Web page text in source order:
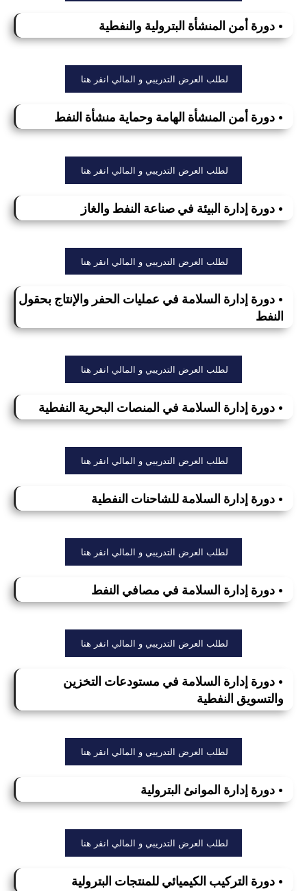
• دورة أمن المنشأة البترولية والنفطية
لطلب العرض التدريبي و المالي انقر هنا
• دورة أمن المنشأة الهامة وحماية منشأة النفط
لطلب العرض التدريبي و المالي انقر هنا
• دورة إدارة البيئة في صناعة النفط والغاز
لطلب العرض التدريبي و المالي انقر هنا
• دورة إدارة السلامة في عمليات الحفر والإنتاج بحقول
النفط
لطلب العرض التدريبي و المالي انقر هنا
• دورة إدارة السلامة في المنصات البحرية النفطية
لطلب العرض التدريبي و المالي انقر هنا
• دورة إدارة السلامة للشاحنات النفطية
لطلب العرض التدريبي و المالي انقر هنا
• دورة إدارة السلامة في مصافي النفط
لطلب العرض التدريبي و المالي انقر هنا
• دورة إدارة السلامة في مستودعات التخزين
والتسويق النفطية
لطلب العرض التدريبي و المالي انقر هنا
• دورة إدارة الموانئ البترولية
لطلب العرض التدريبي و المالي انقر هنا
• دورة التركيب الكيميائي للمنتجات البترولية